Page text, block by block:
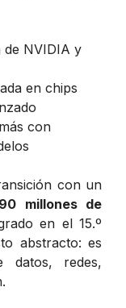
de NVIDIA y
en chips
con
con un
millones de
en el 15.º
abstracto: es
datos, redes,